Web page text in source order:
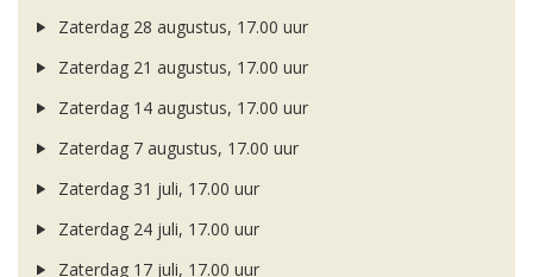
Zaterdag 28 augustus, 17.00 uur
Zaterdag 21 augustus, 17.00 uur
Zaterdag 14 augustus, 17.00 uur
Zaterdag 7 augustus, 17.00 uur
Zaterdag 31 juli, 17.00 uur
Zaterdag 24 juli, 17.00 uur
Zaterdag 17 juli, 17.00 uur